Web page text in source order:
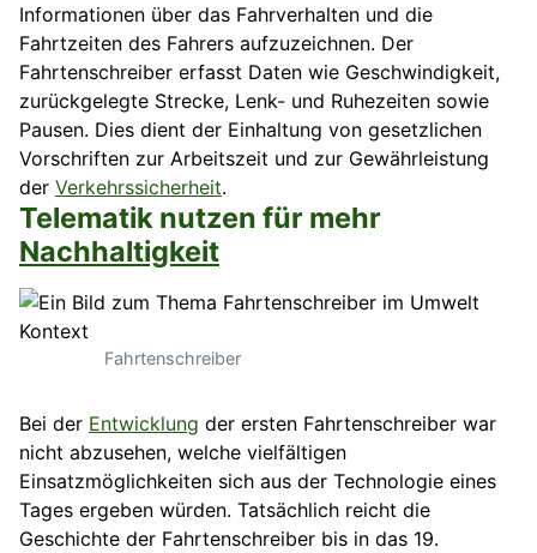
Informationen über das Fahrverhalten und die
Fahrtzeiten des Fahrers aufzuzeichnen. Der
Fahrtenschreiber erfasst Daten wie Geschwindigkeit,
zurückgelegte Strecke, Lenk- und Ruhezeiten sowie
Pausen. Dies dient der Einhaltung von gesetzlichen
Vorschriften zur Arbeitszeit und zur Gewährleistung
der Verkehrssicherheit.
Telematik nutzen für mehr
Nachhaltigkeit
Fahrtenschreiber
Bei der Entwicklung der ersten Fahrtenschreiber war
nicht abzusehen, welche vielfältigen
Einsatzmöglichkeiten sich aus der Technologie eines
Tages ergeben würden. Tatsächlich reicht die
Geschichte der Fahrtenschreiber bis in das 19.